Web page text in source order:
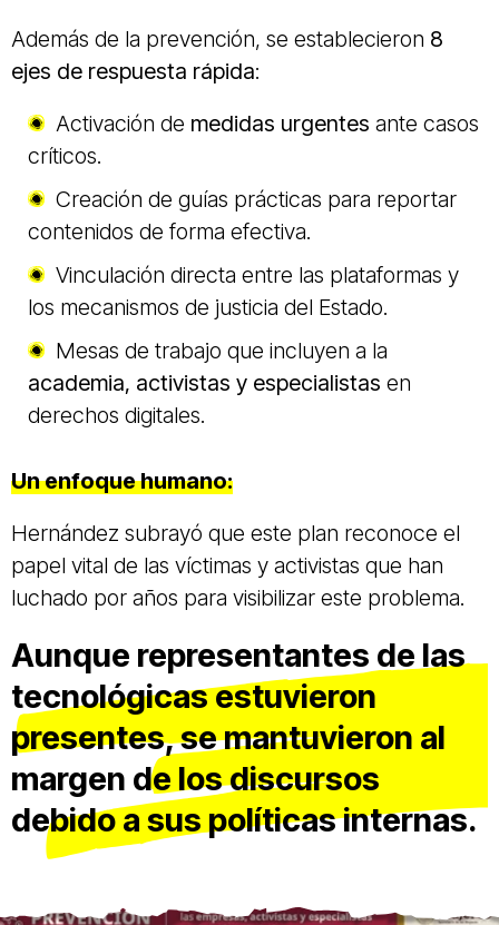
Además de la prevención, se establecieron 8
ejes de respuesta rápida:
Activación de medidas urgentes ante casos
críticos.
Creación de guías prácticas para reportar
contenidos de forma efectiva.
Vinculación directa entre las plataformas y
los mecanismos de justicia del Estado.
Mesas de trabajo que incluyen a la
academia, activistas y especialistas en
derechos digitales.
Un enfoque humano:
Hernández subrayó que este plan reconoce el
papel vital de las víctimas y activistas que han
luchado por años para visibilizar este problema.
Aunque representantes de las
tecnológicas estuvieron
presentes, se mantuvieron al
margen de los discursos
debido a sus políticas internas.